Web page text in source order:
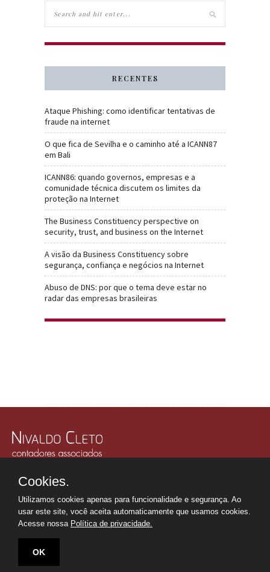
RECENTES
Ataque Phishing: como identificar tentativas de
fraude na internet
O que fica de Sevilha e o caminho até a ICANN87
em Bali
ICANN86: quando governos, empresas e a
comunidade técnica discutem os limites da
proteção na Internet
The Business Constituency perspective on
security, trust, and business on the Internet
A visão da Business Constituency sobre
segurança, confiança e negócios na Internet
Abuso de DNS: por que o tema deve estar no
radar das empresas brasileiras
Edifício Memorial Office Building - São Paulo - SP
Tel.: +55 112507-6249
Whatsapp: +55 1198669-0107
secretaria@nivaldocleto.cnt.br
Cookies.
Utilizamos cookies apenas para funcionalidade e segurança. Ao
usar este site, você aceita automaticamente que usamos cookies.
Acesse nossa Política de privacidade.
OK